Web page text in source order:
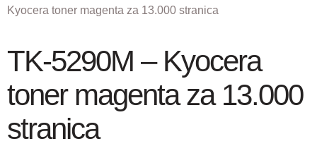
Kyocera toner magenta za 13.000 stranica
TK-5290M – Kyocera
toner magenta za 13.000
stranica